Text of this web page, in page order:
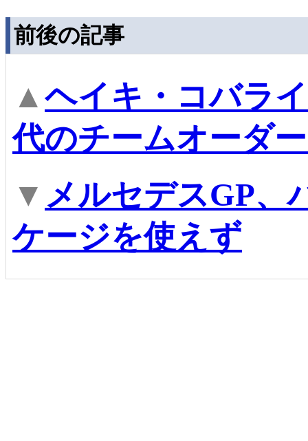
前後の記事
▲ヘイキ・コバラ
代のチームオーダ
▼ メルセデスGP、
ケージを使えず